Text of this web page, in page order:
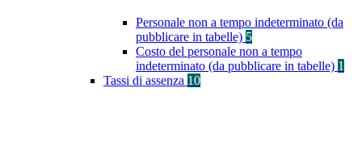
Personale non a tempo indeterminato (da
pubblicare in tabelle) 5
Costo del personale non a tempo
indeterminato (da pubblicare in tabelle) 1
Tassi di assenza 10